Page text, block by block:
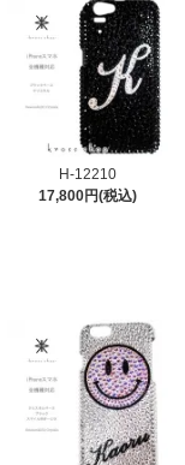
H-12210
17,800円(税込)